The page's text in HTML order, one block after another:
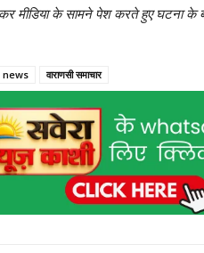
कर मीडिया के सामने पेश करते हुए घटना के
वाराणसी समाचार